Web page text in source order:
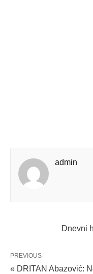
admin
Dnevni
PREVIOUS
« DRITAN Abazović: